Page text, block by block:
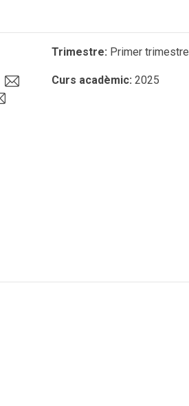
Trimestre: Primer trimestre
Curs acadèmic: 2025